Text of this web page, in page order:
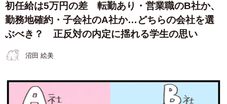
初任給は5万円の差 転勤あり・営業職のB社か、
勤務地確約・子会社のA社か…どちらの会社を選
ぶべき？ 正反対の内定に揺れる学生の思い
沼田 絵美